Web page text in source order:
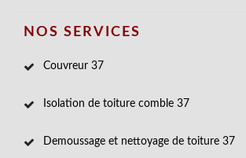
NOS SERVICES
Couvreur 37
Isolation de toiture comble 37
Demoussage et nettoyage de toiture 37